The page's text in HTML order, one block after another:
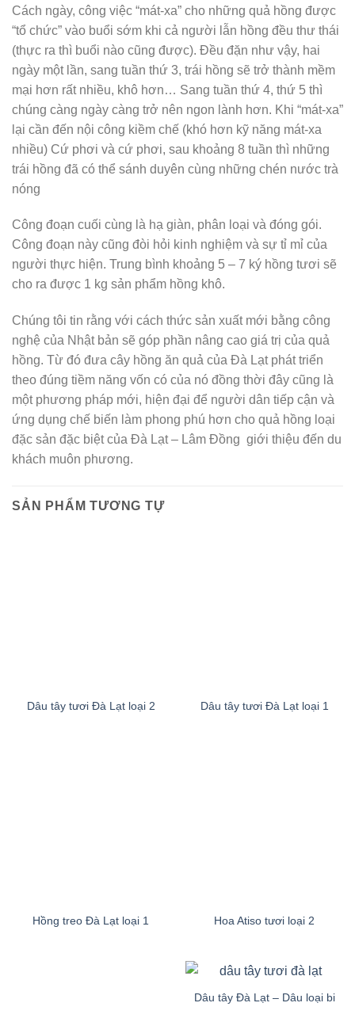
Cách ngày, công việc “mát-xa” cho những quả hồng được
“tổ chức” vào buổi sớm khi cả người lẫn hồng đều thư thái
(thực ra thì buổi nào cũng được). Đều đặn như vậy, hai
ngày một lần, sang tuần thứ 3, trái hồng sẽ trở thành mềm
mại hơn rất nhiều, khô hơn… Sang tuần thứ 4, thứ 5 thì
chúng càng ngày càng trở nên ngon lành hơn. Khi “mát-xa”
lại cần đến nội công kiềm chế (khó hơn kỹ năng mát-xa
nhiều) Cứ phơi và cứ phơi, sau khoảng 8 tuần thì những
trái hồng đã có thể sánh duyên cùng những chén nước trà
nóng
Công đoạn cuối cùng là hạ giàn, phân loại và đóng gói.
Công đoạn này cũng đòi hỏi kinh nghiệm và sự tỉ mỉ của
người thực hiện. Trung bình khoảng 5 – 7 ký hồng tươi sẽ
cho ra được 1 kg sản phẩm hồng khô.
Chúng tôi tin rằng với cách thức sản xuất mới bằng công
nghệ của Nhật bản sẽ góp phần nâng cao giá trị của quả
hồng. Từ đó đưa cây hồng ăn quả của Đà Lạt phát triển
theo đúng tiềm năng vốn có của nó đồng thời đây cũng là
một phương pháp mới, hiện đại để người dân tiếp cận và
ứng dụng chế biến làm phong phú hơn cho quả hồng loại
đặc sản đặc biệt của Đà Lạt – Lâm Đồng giới thiệu đến du
khách muôn phương.
SẢN PHẨM TƯƠNG TỰ
Dâu tây tươi Đà Lạt loại 2 Dâu tây tươi Đà Lạt loại 1
Hồng treo Đà Lạt loại 1 Hoa Atiso tươi loại 2
Dâu tây Đà Lạt – Dâu loại bi